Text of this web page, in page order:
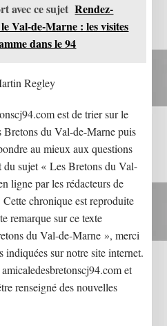
avec ce sujet Rendez-
Val-de-Marne : les visites
dans le 94
Regley
est de trier sur le
Bretons du Val-de-Marne puis
au mieux aux questions
sujet « Les Bretons du Val-
ligne par les rédacteurs de
chronique est reproduite
remarque sur ce texte
du Val-de-Marne », merci
indiquées sur notre site internet.
et
renseigné des nouvelles